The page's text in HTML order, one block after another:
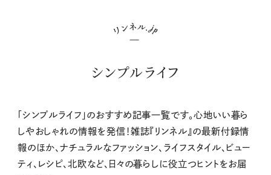
シンプルライフ
「シンプルライフ」のおすすめ記事一覧です。心地いい暮ら
しやおしゃれの情報を発信！雑誌『リンネル』の最新付録情
報のほか、ナチュラルなファッション、ライフスタイル、ビュー
ティ、レシピ、北欧など、日々の暮らしに役立つヒントをお届